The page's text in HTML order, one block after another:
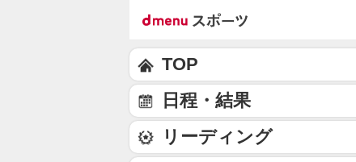
TOP
日程・結果
リーディング